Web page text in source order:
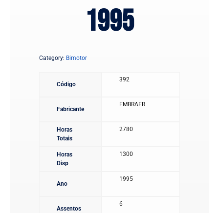
1995
Category: Bimotor
Código
392
Fabricante
EMBRAER
Horas
Totais
2780
Horas
Disp
1300
Ano
1995
Assentos
6